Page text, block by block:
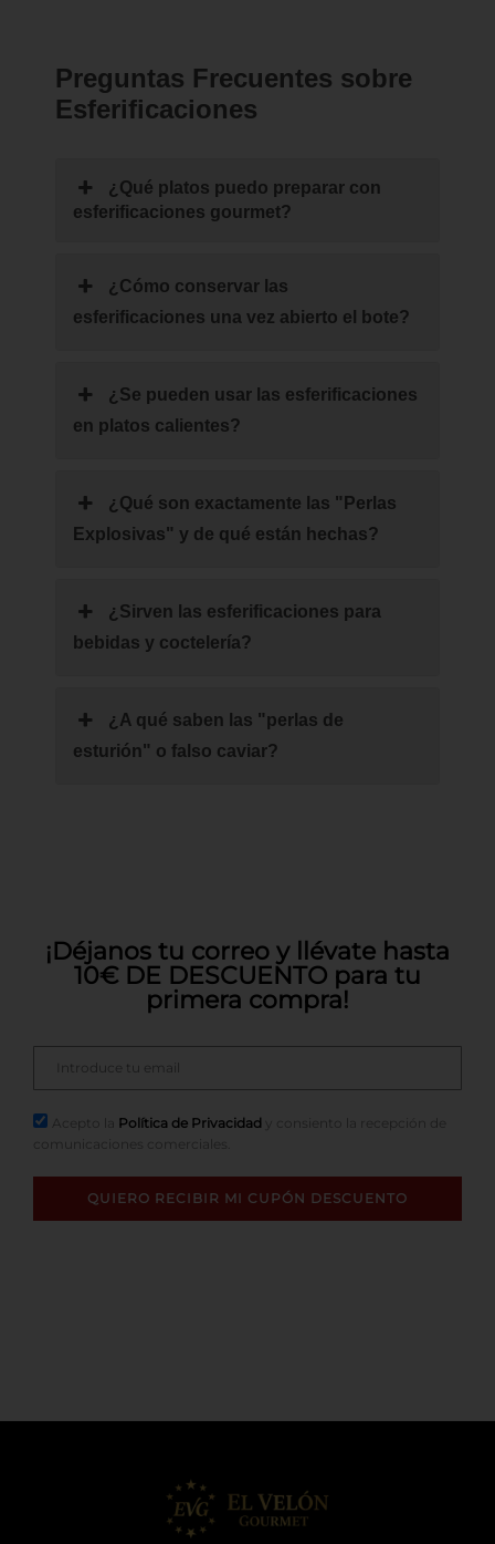
Preguntas Frecuentes sobre
Esferificaciones
¿Qué platos puedo preparar con
esferificaciones gourmet?
¿Cómo conservar las
esferificaciones una vez abierto el bote?
¿Se pueden usar las esferificaciones
en platos calientes?
¿Qué son exactamente las "Perlas
Explosivas" y de qué están hechas?
¿Sirven las esferificaciones para
bebidas y coctelería?
¿A qué saben las "perlas de
esturión" o falso caviar?
¡Déjanos tu correo y llévate hasta
10€ DE DESCUENTO para tu
primera compra!
Acepto la Política de Privacidad y consiento la recepción de
comunicaciones comerciales.
QUIERO RECIBIR MI CUPÓN DESCUENTO